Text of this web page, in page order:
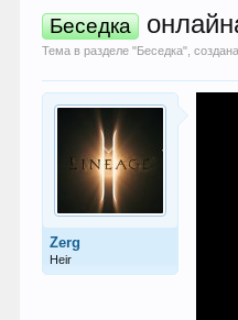
Беседка
Тема в разделе "Беседка",
Zerg
Heir